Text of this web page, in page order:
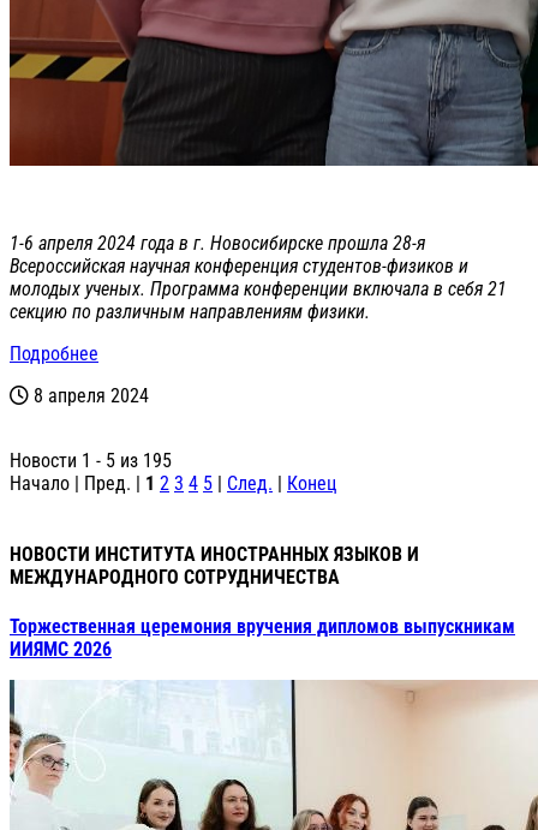
1-6 апреля 2024 года в г. Новосибирске прошла 28-я
Всероссийская научная конференция студентов-физиков и
молодых ученых. Программа конференции включала в себя 21
секцию по различным направлениям физики.
Подробнее
8 апреля 2024
Новости 1 - 5 из 195
Начало | Пред. | 1 2 3 4 5 | След. | Конец
НОВОСТИ ИНСТИТУТА ИНОСТРАННЫХ ЯЗЫКОВ И
МЕЖДУНАРОДНОГО СОТРУДНИЧЕСТВА
Торжественная церемония вручения дипломов выпускникам
ИИЯМС 2026